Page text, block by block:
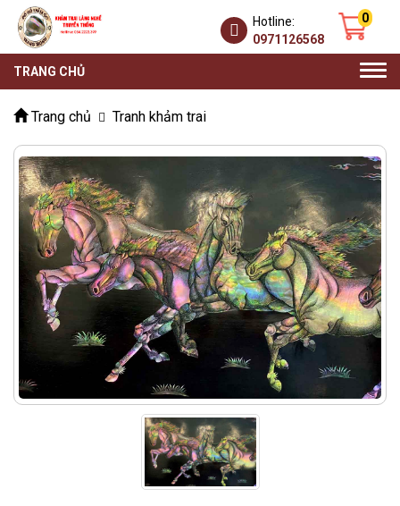
0
Hotline:
0971126568
TRANG CHỦ
Trang chủ Tranh khảm trai